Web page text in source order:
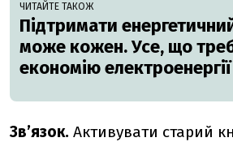
ЧИТАЙТЕ ТАКОЖ
Підтримати
може кожен. Усе, що
економію електроенергії
Зв’язок. Активувати старий